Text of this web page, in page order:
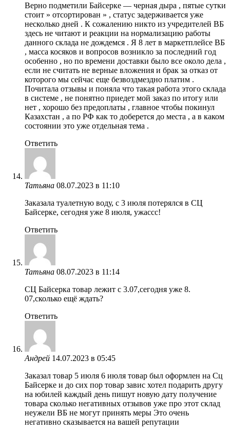
Верно подметили Байсерке — черная дыра , пятые сутки
стоит » отсортирован » , статус задерживается уже
несколько дней . К сожалению никто из учредителей ВБ
здесь не читают и реакции на нормализацию работы
данного склада не дождемся . Я 8 лет в маркетплейсе ВБ
, масса косяков и вопросов возникло за последний год
особенно , но по времени доставки было все около дела ,
если не считать не верные вложения и брак за отказ от
которого мы сейчас еще безвоздмездно платим .
Почитала отзывы и поняла что такая работа этого склада
в системе , не понятно приедет мой заказ по итогу или
нет , хорошо без предоплаты , главное чтобы покинул
Казахстан , а по РФ как то доберется до места , а в каком
состоянии это уже отдельная тема .
Ответить
Татьяна 08.07.2023 в 11:10
Заказала туалетную воду, с 3 июля потерялся в СЦ
Байсерке, сегодня уже 8 июля, ужассс!
Ответить
Татьяна 08.07.2023 в 11:14
СЦ Байсерка товар лежит с 3.07,сегодня уже 8.
07,сколько ещё ждать?
Ответить
Андрей 14.07.2023 в 05:45
Заказал товар 5 июля 6 июля товар был оформлен на Cц
Байсерке и до сих пор товар завис хотел подарить другу
на юбилей каждый день пишут новую дату получение
товара сколько негативных отзывов уже про этот склад
неужели ВБ не могут принять меры Это очень
негативно сказывается на вашей репутации